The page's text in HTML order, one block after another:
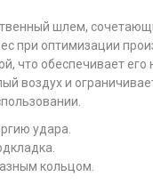
шлем,
при оптимизации
что обеспечивает
воздух и
удара.
кольцом.